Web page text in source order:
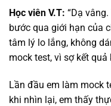
Học viên V.T: “Dạ
bước qua giới hạn của
tâm lý lo lắng, không
mock test, vì sợ kết
Lần đầu em làm mock
khi nhìn lại, em thấy